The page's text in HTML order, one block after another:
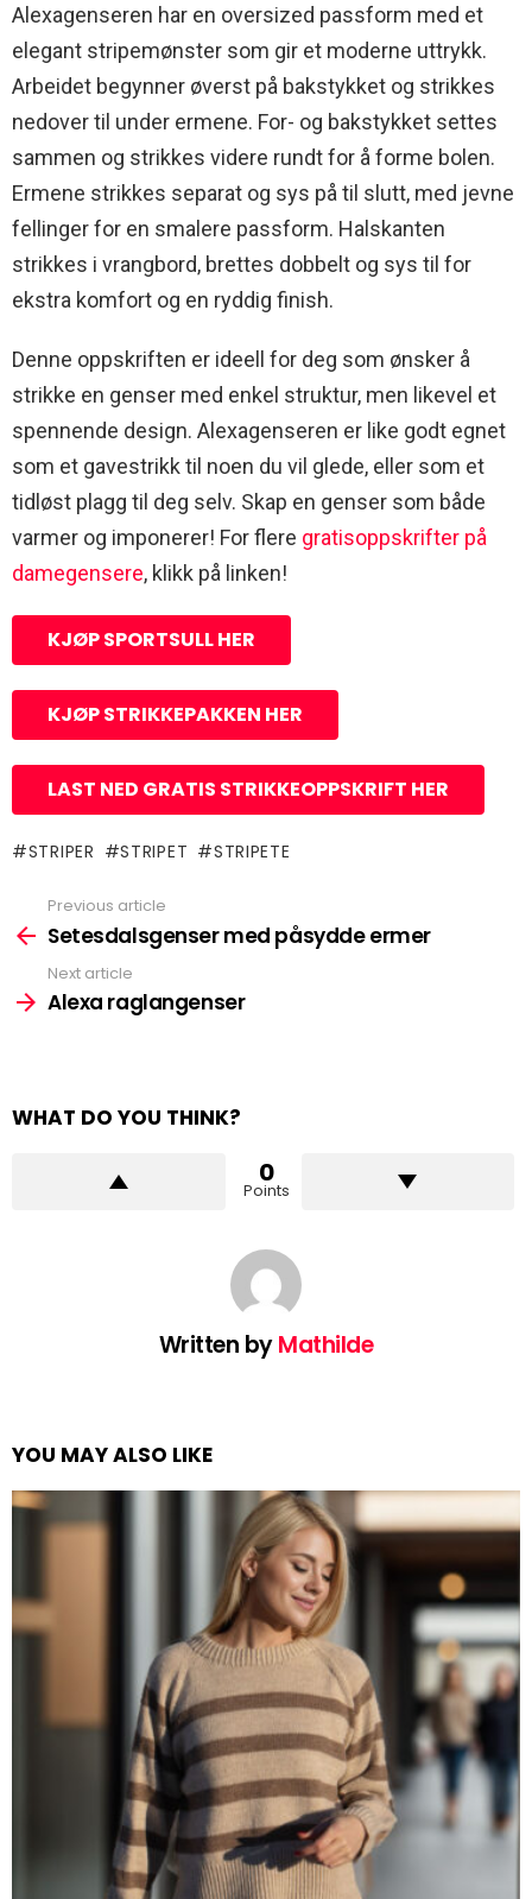
Alexagenseren har en oversized passform med et
elegant stripemønster som gir et moderne uttrykk.
Arbeidet begynner øverst på bakstykket og strikkes
nedover til under ermene. For- og bakstykket settes
sammen og strikkes videre rundt for å forme bolen.
Ermene strikkes separat og sys på til slutt, med jevne
fellinger for en smalere passform. Halskanten
strikkes i vrangbord, brettes dobbelt og sys til for
ekstra komfort og en ryddig finish.
Denne oppskriften er ideell for deg som ønsker å
strikke en genser med enkel struktur, men likevel et
spennende design. Alexagenseren er like godt egnet
som et gavestrikk til noen du vil glede, eller som et
tidløst plagg til deg selv. Skap en genser som både
varmer og imponerer! For flere gratisoppskrifter på
damegensere, klikk på linken!
KJØP SPORTSULL HER
KJØP STRIKKEPAKKEN HER
LAST NED GRATIS STRIKKEOPPSKRIFT HER
STRIPER STRIPET STRIPETE
more
Previous article
Setesdalsgenser med påsydde ermer
Next article
Alexa raglangenser
WHAT DO YOU THINK?
0
Points
Written byMathilde
YOU MAY ALSO LIKE